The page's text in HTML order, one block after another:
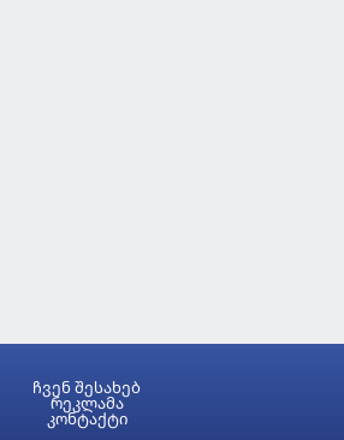
ჩვენ შესახებ
რეკლამა
კონტაქტი